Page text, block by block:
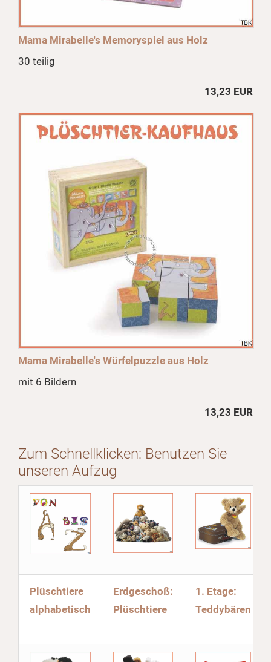
Mama Mirabelle's Memoryspiel aus Holz
30 teilig
13,23 EUR
Mama Mirabelle's Würfelpuzzle aus Holz
mit 6 Bildern
13,23 EUR
Zum Schnellklicken: Benutzen Sie
unseren Aufzug
Plüschtiere
alphabetisch
Erdgeschoß:
Plüschtiere
1. Etage:
Teddybären